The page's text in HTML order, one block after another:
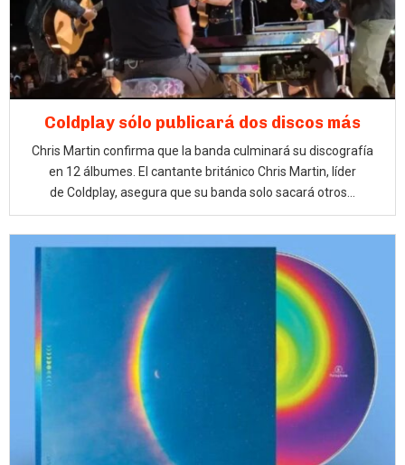
Coldplay sólo publicará dos discos más
Chris Martin confirma que la banda culminará su discografía
en 12 álbumes. El cantante británico Chris Martin, líder
de Coldplay, asegura que su banda solo sacará otros...